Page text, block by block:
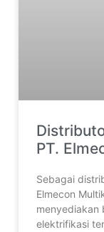
PT.
Sebagai
Elmecon
menyediakan
elektrifikasi